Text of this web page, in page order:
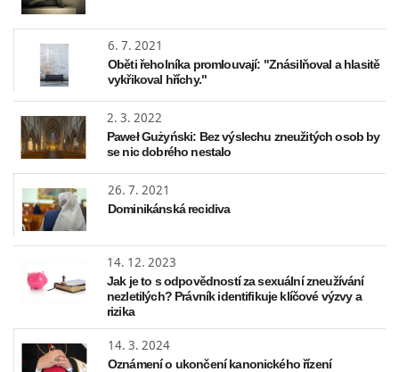
6. 7. 2021
Oběti řeholníka promlouvají: "Znásilňoval a hlasitě
vykřikoval hříchy."
2. 3. 2022
Paweł Gużyński: Bez výslechu zneužitých osob by
se nic dobrého nestalo
26. 7. 2021
Dominikánská recidiva
14. 12. 2023
Jak je to s odpovědností za sexuální zneužívání
nezletilých? Právník identifikuje klíčové výzvy a
rizika
14. 3. 2024
Oznámení o ukončení kanonického řízení